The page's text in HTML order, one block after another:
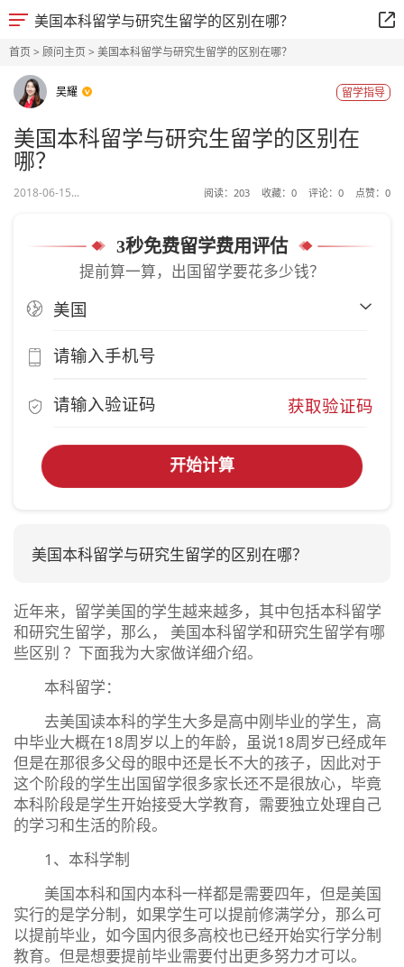
美国本科留学与研究生留学的区别在哪？
首页> 顾问主页> 美国本科留学与研究生留学的区别在哪？
吴耀 留学指导
美国本科留学与研究生留学的区别在
哪？
2018-06-15... 阅读： 203 收藏： 0 评论： 0 点赞： 0
3秒免费留学费用评估
提前算一算，出国留学要花多少钱？
获取验证码
开始计算
美国本科留学与研究生留学的区别在哪？
近年来，留学美国的学生越来越多，其中包括本科留学
和研究生留学，那么， 美国本科留学和研究生留学有哪
些区别 ？下面我为大家做详细介绍。
本科留学：
去美国读本科的学生大多是高中刚毕业的学生，高
中毕业大概在18周岁以上的年龄，虽说18周岁已经成年
但是在那很多父母的眼中还是长不大的孩子，因此对于
这个阶段的学生出国留学很多家长还不是很放心，毕竟
本科阶段是学生开始接受大学教育，需要独立处理自己
的学习和生活的阶段。
1、本科学制
美国本科和国内本科一样都是需要四年，但是美国
实行的是学分制，如果学生可以提前修满学分，那么可
以提前毕业，如今国内很多高校也已经开始实行学分制
教育。但是想要提前毕业需要付出更多努力才可以。